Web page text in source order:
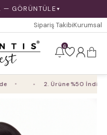
— GÖRÜNTÜLE ▼
Sipariş TakibiKurumsal
6
2. Ürüne %50 İndirim